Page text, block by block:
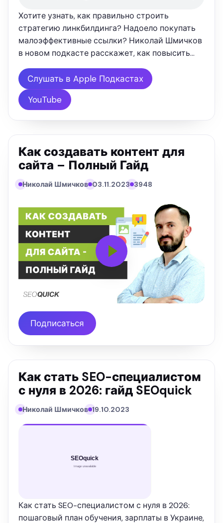
Хотите узнать, как правильно строить
стратегию линкбилдинга? Надоело покупать
малоэффективные ссылки? Николай Шмичков
в новом подкасте расскажет, как повысить
Начнем с развенчания мифов: Почему
классический гостевой постинг уже …
Слушать в Apple Подкастах
YouTube
Как создавать контент для
сайта – Полный Гайд
Николай Шмичков 03.11.2023 3948
Подписаться
Как стать SEO-специалистом
с нуля в 2026: гайд SEOquick
Николай Шмичков 19.10.2023
Как стать SEO-специалистом с нуля в 2026:
пошаговый план обучения, зарплаты в Украине,